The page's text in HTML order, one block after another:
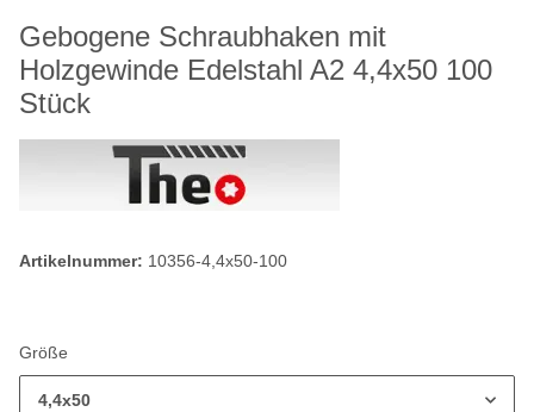
Gebogene Schraubhaken mit
Holzgewinde Edelstahl A2 4,4x50 100
Stück
Artikelnummer: 10356-4,4x50-100
Größe
4,4x50